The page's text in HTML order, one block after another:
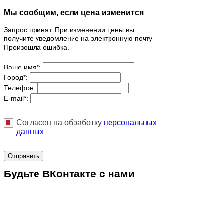
Мы сообщим, если цена изменится
Запрос принят. При изменении цены вы
получите уведомление на электронную почту
Произошла ошибка.
Ваше имя*:
Город*:
Телефон:
E-mail*:
Согласен на обработку персональныx
данных
Отправить
Будьте ВКонтакте с нами